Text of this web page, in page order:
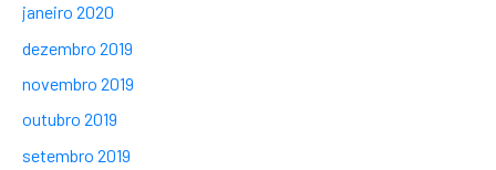
janeiro 2020
dezembro 2019
novembro 2019
outubro 2019
setembro 2019